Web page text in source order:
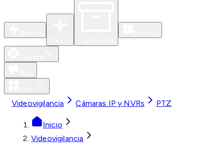
Videovigilancia Cámaras IP y NVRs PTZ
Inicio
Videovigilancia